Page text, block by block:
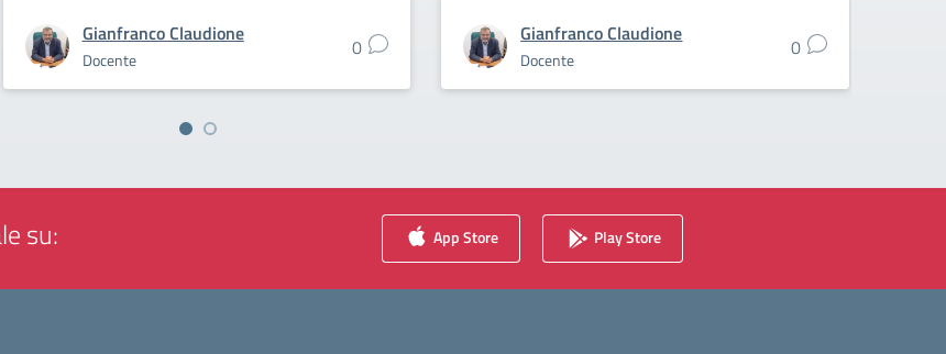
Gianfranco Claudione
Docente 0
Gianfranco Claudione
Docente 0
su: App Store Play Store